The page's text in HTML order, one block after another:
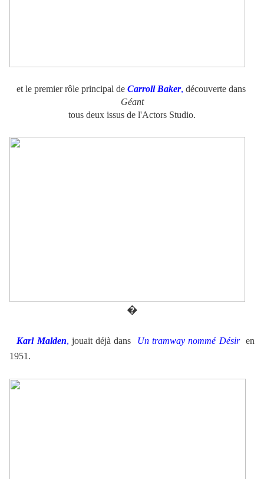
et le premier rôle principal de Carroll Baker, découverte dans
Géant
tous deux issus de l'Actors Studio.
�
Karl Malden, jouait déjà dans Un tramway nommé Désiren
1951.